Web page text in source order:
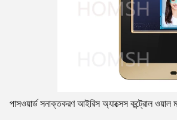
পাসওয়ার্ড সনাক্তকরণ আইরিস অ্যাক্সেস কন্ট্রোল ওয়াল